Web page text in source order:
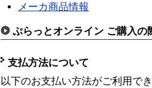
メーカ商品情報
ぷらっとオンライン ご購入の
支払方法について
以下のお支払い方法がご利用で